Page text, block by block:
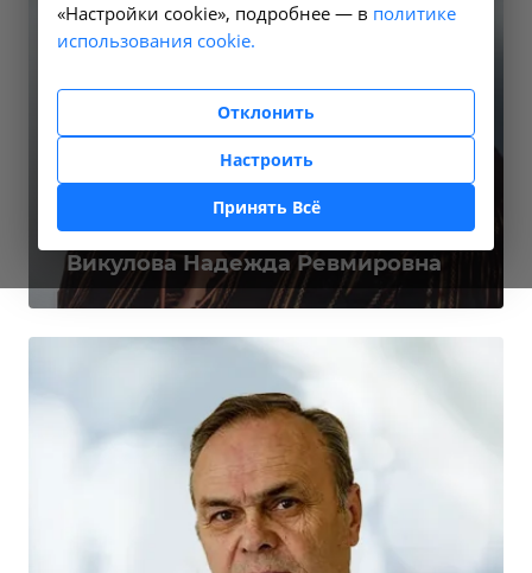
Главный врач
Викулова Надежда Ревмировна
«Настройки cookie», подробнее — в политике
использования cookie.
Отклонить
Настроить
Принять Всё